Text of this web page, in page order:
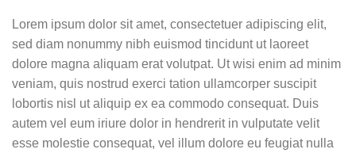
Lorem ipsum dolor sit amet, consectetuer adipiscing elit,
sed diam nonummy nibh euismod tincidunt ut laoreet
dolore magna aliquam erat volutpat. Ut wisi enim ad minim
veniam, quis nostrud exerci tation ullamcorper suscipit
lobortis nisl ut aliquip ex ea commodo consequat. Duis
autem vel eum iriure dolor in hendrerit in vulputate velit
esse molestie consequat, vel illum dolore eu feugiat nulla